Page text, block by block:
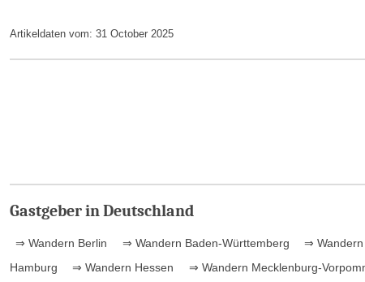
Artikeldaten vom: 31 October 2025
Gastgeber in Deutschland
⇒ Wandern Berlin ⇒ Wandern Baden-Württemberg ⇒ Wandern
Hamburg
⇒ Wandern Hessen ⇒ Wandern Mecklenburg-